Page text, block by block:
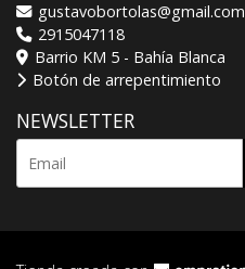
gustavobortolas@gmail.com
2915047118
Barrio KM 5 - Bahía Blanca
Botón de arrepentimiento
NEWSLETTER